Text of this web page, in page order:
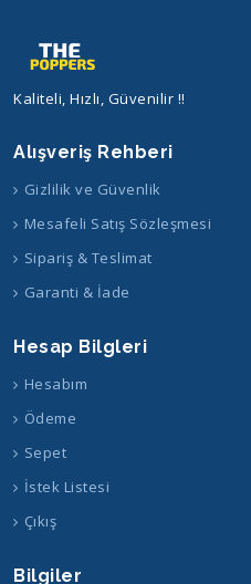
Kaliteli, Hızlı, Güvenilir !!
Alışveriş Rehberi
Gizlilik ve Güvenlik
Mesafeli Satış Sözleşmesi
Sipariş & Teslimat
Garanti & İade
Hesap Bilgleri
Hesabım
Ödeme
Sepet
İstek Listesi
Çıkış
Bilgiler